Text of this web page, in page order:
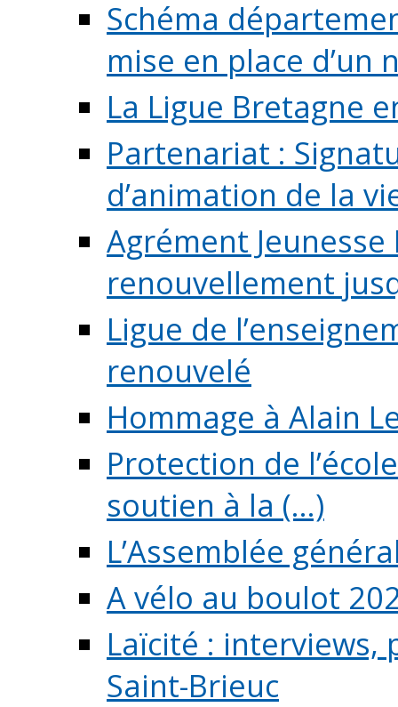
Schéma
mise en place d’un
La Ligue Bretagne
Partenariat :
d’animation de la
Agrément
renouvellement
Ligue de
renouvelé
Hommage à Alain
Protection de
soutien à la (...)
L’Assemblée
A vélo au boulot
Laïcité :
Saint-Brieuc